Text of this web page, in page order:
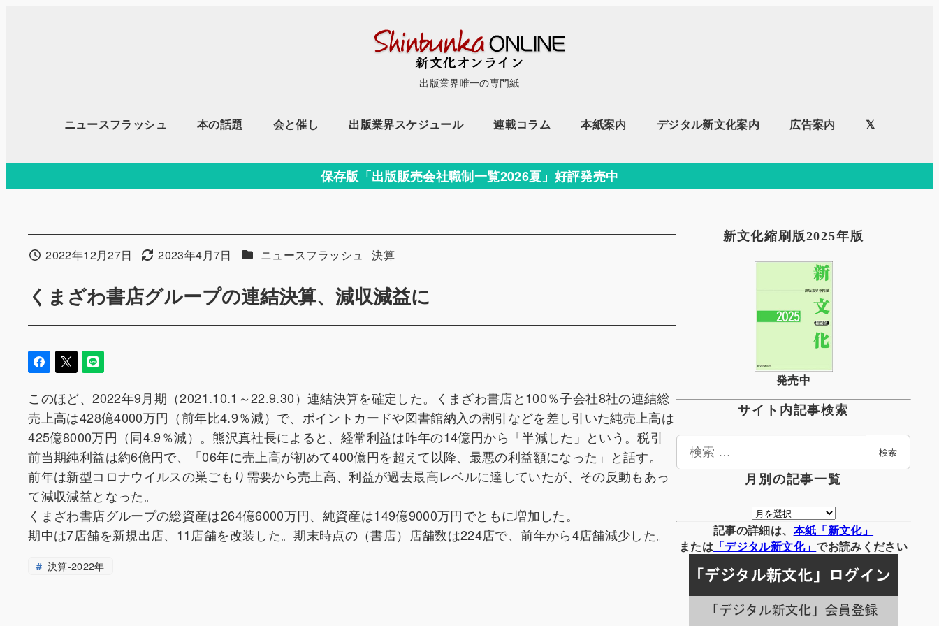
移
出版業界唯一の専門紙
ニュースフラッシュ 本の話題 会と催し 出版業界スケジュール 連載コラム 本紙案内 デジタル新文化案内 広告案内 𝕏
保存版「出版販売会社職制一覧2026夏」好評発売中
くまざわ書店グループの連結決算、減収減益に
投稿日2022年12月27日 更新日2023年4月7日 カテゴリー
ニュースフラッシュ カテゴリー
決算
このほど、2022年9月期（2021.10.1～22.9.30）連結決算を確定した。くまざわ書店と100％子会社8社の連結総
売上高は428億4000万円（前年比4.9％減）で、ポイントカードや図書館納入の割引などを差し引いた純売上高は
425億8000万円（同4.9％減）。熊沢真社長によると、経常利益は昨年の14億円から「半減した」という。税引
前当期純利益は約6億円で、「06年に売上高が初めて400億円を超えて以降、最悪の利益額になった」と話す。
前年は新型コロナウイルスの巣ごもり需要から売上高、利益が過去最高レベルに達していたが、その反動もあっ
て減収減益となった。
くまざわ書店グループの総資産は264億6000万円、純資産は149億9000万円でともに増加した。
期中は7店舗を新規出店、11店舗を改装した。期末時点の（書店）店舗数は224店で、前年から4店舗減少した。
決算-2022年
新文化縮刷版2025年版
発売中
サイト内記事検索
検
検索
月別の記事一覧
月
別
の
事
一
覧
記事の詳細は、 本紙「新文化」
または 「デジタル新文化」でお読みください